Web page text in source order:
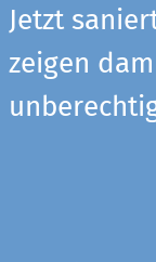
Jetzt
zeigen